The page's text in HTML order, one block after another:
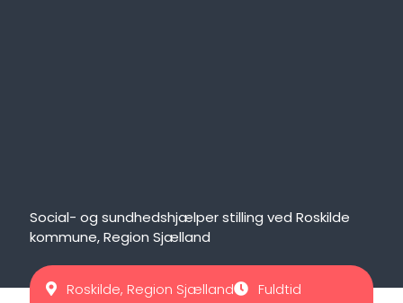
Social- og sundhedshjælper stilling ved Roskilde
kommune, Region Sjælland
Roskilde, Region Sjælland
Fuldtid